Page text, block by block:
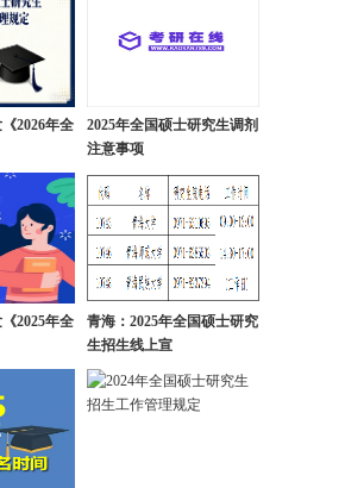
2026年全
2025年全国硕士研究生调剂
注意事项
2025年全
青海：2025年全国硕士研究
生招生线上宣